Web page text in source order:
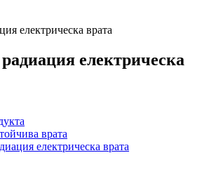
електрическа
врата
електрическа врата